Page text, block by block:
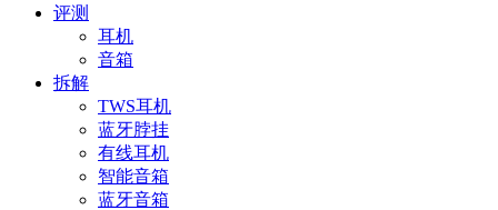
评测
耳机
音箱
拆解
TWS耳机
蓝牙脖挂
有线耳机
智能音箱
蓝牙音箱